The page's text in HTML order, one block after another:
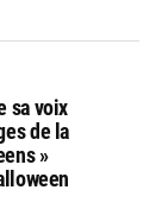
sa voix
de la
»